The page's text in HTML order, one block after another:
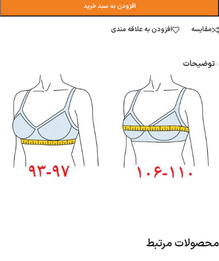
افزودن به سبد خرید
مقایسه افزودن به علاقه مندی
توضیحات
محصولات مرتبط